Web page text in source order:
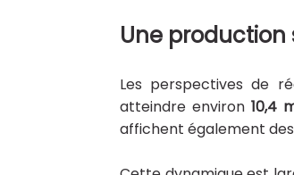
Une production
Les perspectives de
atteindre environ 10,4
affichent également